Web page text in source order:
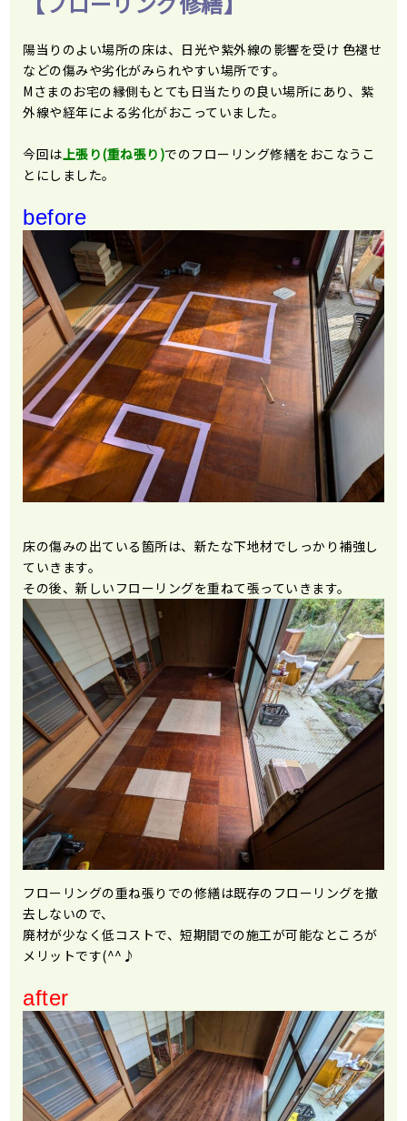
陽当りのよい場所の床は、日光や紫外線の影響を受け 色褪せ
などの傷みや劣化がみられやすい場所です。
Mさまのお宅の縁側もとても日当たりの良い場所にあり、紫
外線や経年による劣化がおこっていました。
今回は上張り(重ね張り)でのフローリング修繕をおこなうこ
とにしました。
before
床の傷みの出ている箇所は、新たな下地材でしっかり補強し
ていきます。
その後、新しいフローリングを重ねて張っていきます。
フローリングの重ね張りでの修繕は既存のフローリングを撤
去しないので、
廃材が少なく低コストで、短期間での施工が可能なところが
メリットです(^^♪
after